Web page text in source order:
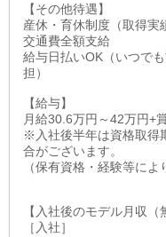
【その他待遇】
産休・育休制度（取得実
交通費全額支給
給与日払いOK（いつで
担）
【給与】
月給30.6万円～42万円+
※入社後半年は資格取得
合がございます。
（保有資格・経験等によ
【入社後のモデル月収（
［入社］